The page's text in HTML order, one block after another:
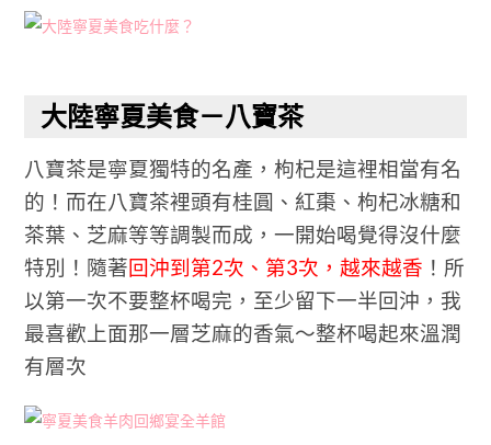
大陸寧夏美食－八寶茶
八寶茶是寧夏獨特的名產，枸杞是這裡相當有名
的！而在八寶茶裡頭有桂圓、紅棗、枸杞冰糖和
茶葉、芝麻等等調製而成，一開始喝覺得沒什麼
特別！隨著回沖到第2次、第3次，越來越香 ！所
以第一次不要整杯喝完，至少留下一半回沖，我
最喜歡上面那一層芝麻的香氣～整杯喝起來溫潤
有層次